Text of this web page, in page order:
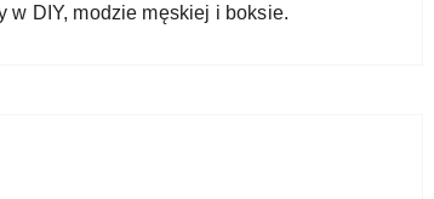
w DIY, modzie męskiej i boksie.